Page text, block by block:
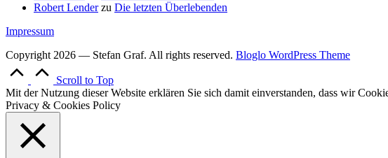
Robert Lenderzu Die letzten Überlebenden
Impressum
Copyright 2026 — Stefan Graf. All rights reserved. Bloglo WordPress Theme
Scroll to Top
Mit der Nutzung dieser Website erklären Sie sich damit einverstanden, dass wir
Privacy & Cookies Policy